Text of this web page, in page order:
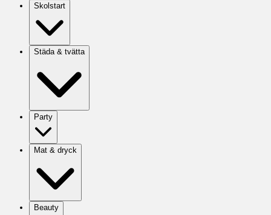
Skolstart
Städa & tvätta
Party
Mat & dryck
Beauty